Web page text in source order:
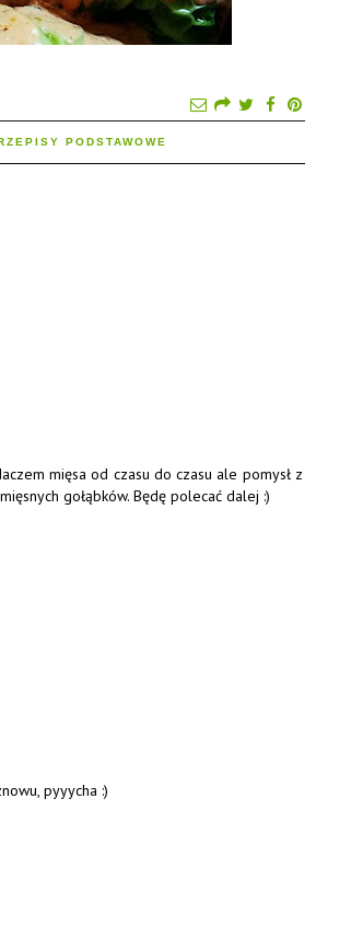
PODSTAWOWE
mięsa od czasu do czasu ale pomysł z
gołąbków. Będę polecać dalej :)
pyyycha :)